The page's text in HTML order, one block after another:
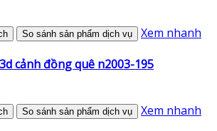
So sánh sản phẩm dịch vụ Xem nhanh
cảnh đồng quê n2003-195
So sánh sản phẩm dịch vụ Xem nhanh